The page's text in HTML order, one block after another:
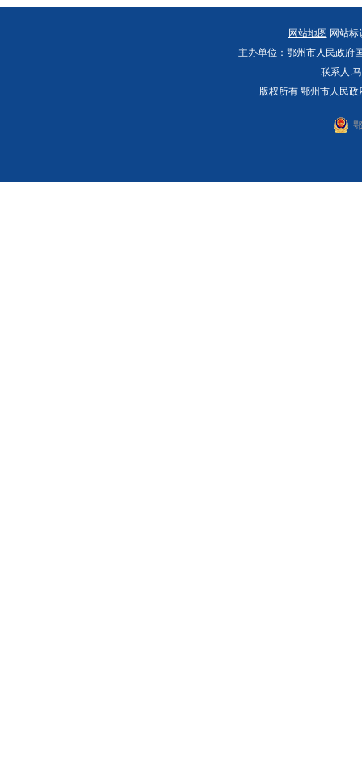
网站地图 网站
主办单位：鄂州市人民政府
联系人:
版权所有 鄂州市人民